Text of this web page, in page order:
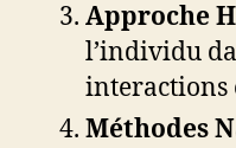
Approche
l’individu
interactions
Méthodes